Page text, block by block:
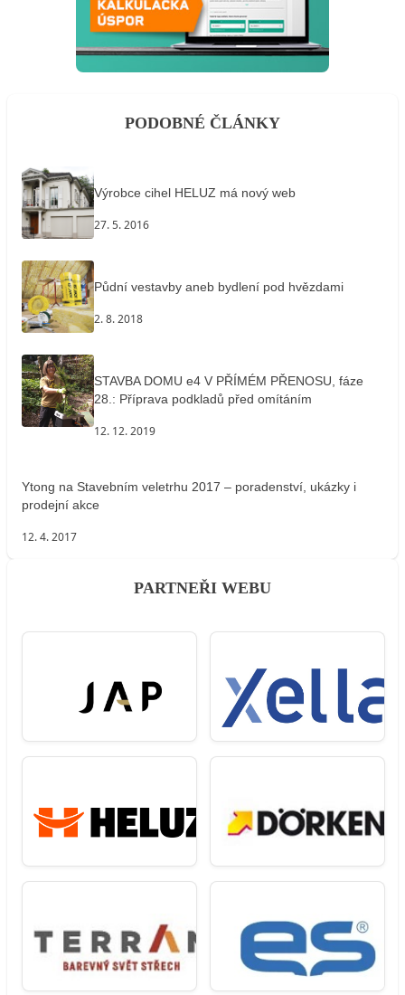
PODOBNÉ ČLÁNKY
Výrobce cihel HELUZ má nový web
27. 5. 2016
Půdní vestavby aneb bydlení pod hvězdami
2. 8. 2018
STAVBA DOMU e4 V PŘÍMÉM PŘENOSU, fáze
28.: Příprava podkladů před omítáním
12. 12. 2019
Ytong na Stavebním veletrhu 2017 – poradenství, ukázky i
prodejní akce
12. 4. 2017
PARTNEŘI WEBU